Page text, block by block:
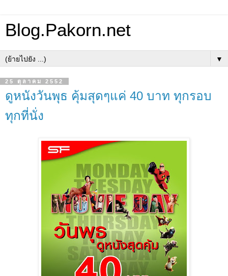
Blog.Pakorn.net
▼
25 ตุลาคม 2552
ดูหนังวันพุธ คุ้มสุดๆแค่ 40 บาท ทุกรอบ
ทุกที่นั่ง